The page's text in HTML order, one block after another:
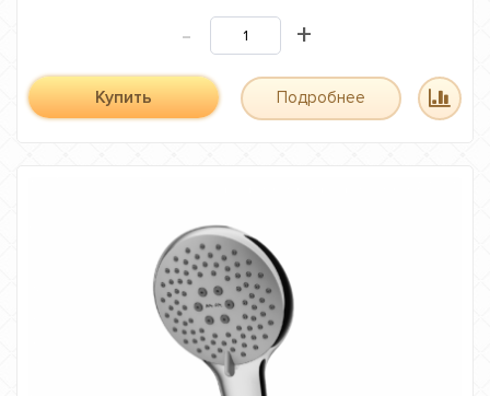
- +
Купить Подробнее